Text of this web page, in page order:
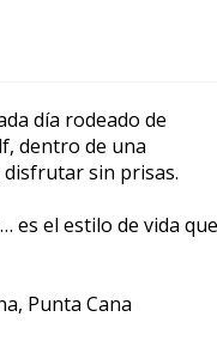
día rodeado de
dentro de una
sin prisas.
es el estilo de vida que
Punta Cana